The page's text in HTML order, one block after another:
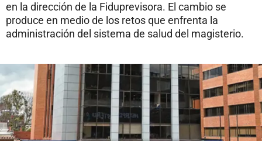
en la dirección de la Fiduprevisora. El cambio se
produce en medio de los retos que enfrenta la
administración del sistema de salud del magisterio.